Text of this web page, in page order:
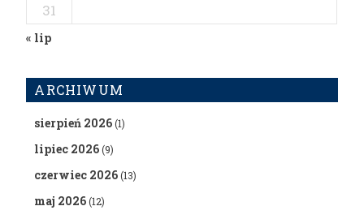
31
« lip
ARCHIWUM
sierpień 2026(1)
lipiec 2026(9)
czerwiec 2026(13)
maj 2026(12)